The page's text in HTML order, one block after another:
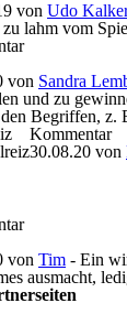
von Udo
lahm vom
von Sandra
und zu
Begriffen, z.
Kommentar
30.08.20 von
von Tim - Ein
ausmacht,